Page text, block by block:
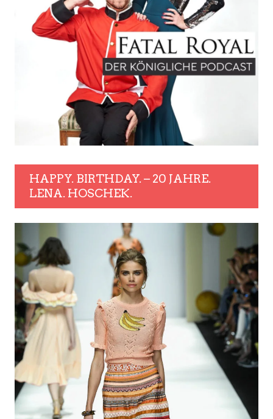
HAPPY. BIRTHDAY. – 20 JAHRE.
LENA. HOSCHEK.